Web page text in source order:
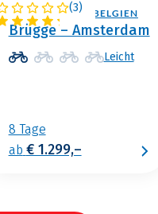
(3)
NIEDERLANDE / BELGIEN
Brügge – Amsterdam
Leicht
8 Tage
ab € 1.299,–